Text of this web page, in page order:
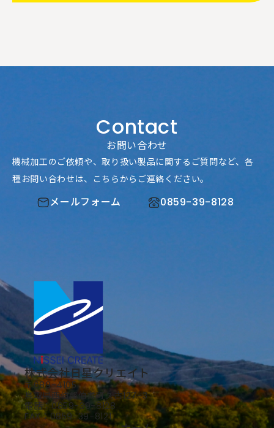
Contact
お問い合わせ
機械加工のご依頼や、取り扱い製品に関するご質問など、 各
種お問い合わせは、こちらからご連絡ください。
メールフォーム 0859-39-8128
株式会社日星クリエイト
〒689-4105
​​​​​​​鳥取県西伯郡伯耆町久古127-3
電話：0859-39-8128
FAX：0859-39-8121​​​​​​​